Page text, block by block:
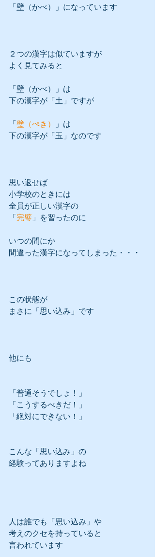
「壁（かべ）」になっています
２つの漢字は似ていますが
よく見てみると
「壁（かべ）」は
下の漢字が「土」ですが
「 璧（ぺき）
」は
下の漢字が「玉」なのです
思い返せば
小学校のときには
全員が正しい漢字の
「 完璧 」を習ったのに
いつの間にか
間違った漢字になってしまった・・・
この状態が
まさに「思い込み」です
他にも
「普通そうでしょ！」
「こうするべきだ！」
「絶対にできない！」
こんな「思い込み」の
経験ってありますよね
人は誰でも「思い込み」や
考えのクセを持っていると
言われています